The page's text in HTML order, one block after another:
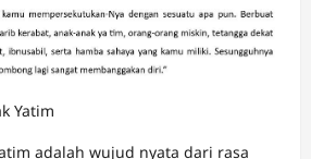
Yatim
adalah wujud nyata dari rasa